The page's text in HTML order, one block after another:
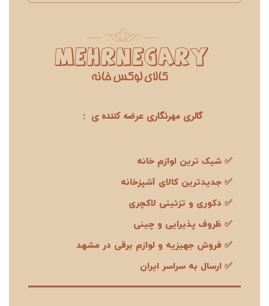
گالری مهرنگاری عرضه کننده ی :
✅ شیک ترین لوازم خانه
✅ جدیدترین کالای آشپزخانه
✅ دکوری و تزئینی لاکچری
✅ ظروف پذیرایی و چینی
✅ فروش جهیزیه و لوازم برقی در مشهد
✅ ارسال به سراسر ایران